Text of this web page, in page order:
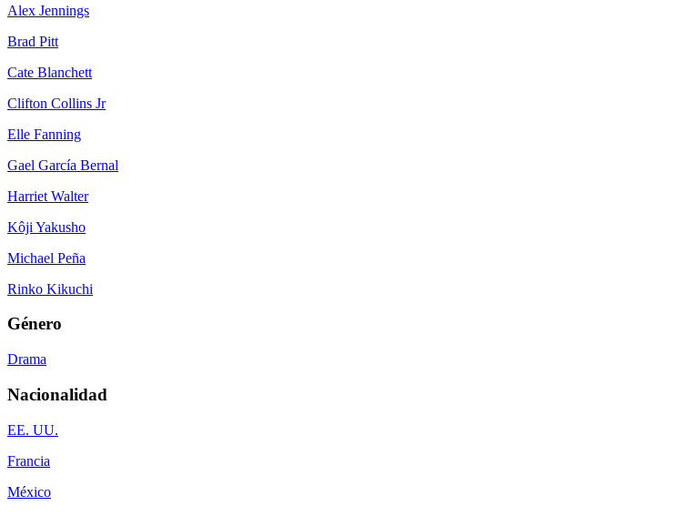
Alex Jennings
Brad Pitt
Cate Blanchett
Clifton Collins Jr
Elle Fanning
Gael García Bernal
Harriet Walter
Kôji Yakusho
Michael Peña
Rinko Kikuchi
Género
Drama
Nacionalidad
EE. UU.
Francia
México